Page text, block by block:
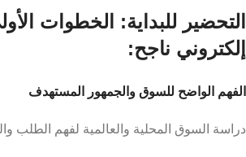
التحضير للبداية: الخطوات
إلكتروني ناجح:
الفهم الواضح للسوق والجمهور المستهدف
دراسة السوق المحلية والعالمية لفهم الطلب